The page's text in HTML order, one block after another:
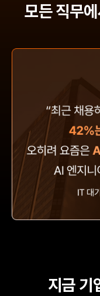
모든 직무
지금 기